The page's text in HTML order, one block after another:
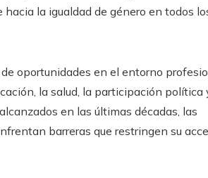
la igualdad de género en todos
oportunidades en el entorno
la salud, la participación política
en las últimas décadas, las
barreras que restringen su